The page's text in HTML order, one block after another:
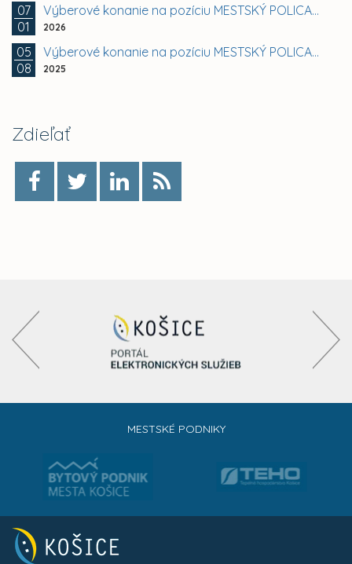
07
01
Výberové konanie na pozíciu MESTSKÝ POLICAJT –...
2026
05
08
Výberové konanie na pozíciu MESTSKÝ POLICAJT –...
2025
Zdieľať
MESTSKÉ PODNIKY